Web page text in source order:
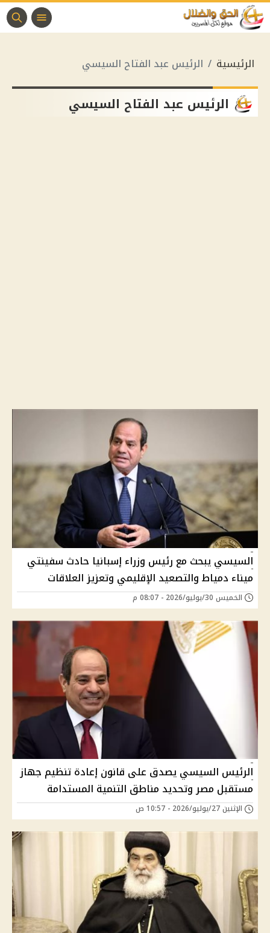
الرئيسية الرئيس عبد الفتاح السيسي
الرئيس عبد الفتاح السيسي
السيسي يبحث مع رئيس وزراء إسبانيا حادث سفينتي
ميناء دمياط والتصعيد الإقليمي وتعزيز العلاقات
الخميس 30/يوليو/2026 - 08:07 م
الرئيس السيسي يصدق على قانون إعادة تنظيم جهاز
مستقبل مصر وتحديد مناطق التنمية المستدامة
الإثنين 27/يوليو/2026 - 10:57 ص